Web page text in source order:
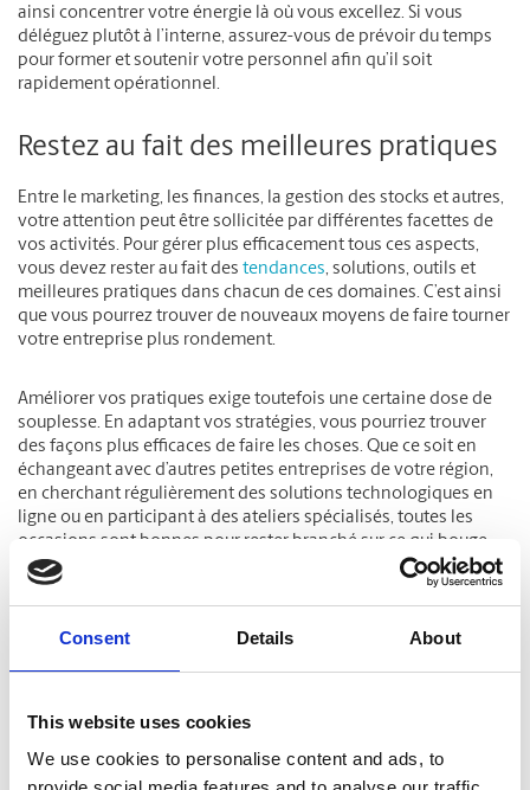
Consent Details About
This website uses cookies
We use cookies to personalise content and ads, to
ainsi concentrer votre énergie là où vous excellez. Si vous
déléguez plutôt à l’interne, assurez-vous de prévoir du temps
pour former et soutenir votre personnel afin qu’il soit
rapidement opérationnel.
Restez au fait des meilleures pratiques
Entre le marketing, les finances, la gestion des stocks et autres,
votre attention peut être sollicitée par différentes facettes de
vos activités. Pour gérer plus efficacement tous ces aspects,
vous devez rester au fait des tendances, solutions, outils et
meilleures pratiques dans chacun de ces domaines. C’est ainsi
que vous pourrez trouver de nouveaux moyens de faire tourner
votre entreprise plus rondement.
Améliorer vos pratiques exige toutefois une certaine dose de
souplesse. En adaptant vos stratégies, vous pourriez trouver
des façons plus efficaces de faire les choses. Que ce soit en
échangeant avec d’autres petites entreprises de votre région,
en cherchant régulièrement des solutions technologiques en
ligne ou en participant à des ateliers spécialisés, toutes les
occasions sont bonnes pour rester branché sur ce qui bouge
dans votre secteur.
contribuer à la réussite de votre petite entreprise, tels que
l’impression, l’emballage et l’expédition, et lalocation de
entrepriseset visitez uncentre près de chez vous